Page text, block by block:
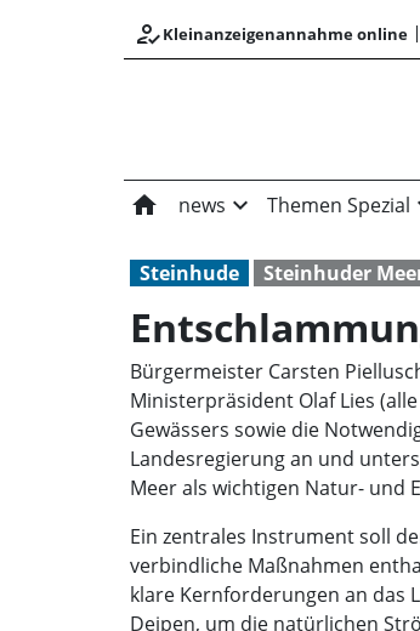
how_to_regKleinanzeigenannahme online
home news expand_more Themen Spezial
Steinhude Steinhuder
Bürgermeister Carsten
Ministerpräsident Olaf Lies
Gewässers sowie die
Landesregierung an und
Meer als wichtigen Natur- und
Ein zentrales Instrument soll
verbindliche Maßnahmen
klare Kernforderungen an das
Deipen, um die natürlichen